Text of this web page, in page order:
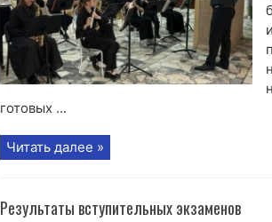
готовых ...
Читать далее »
Результаты вступительных экзаменов